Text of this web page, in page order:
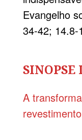
Evangelho
34-42; 14.8-
SINOPSE
A